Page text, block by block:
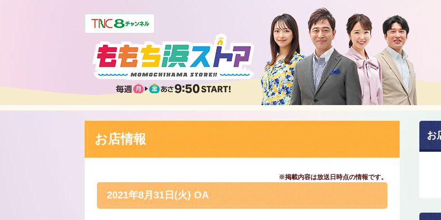
お店情報
※掲載内容は放送日時点の情報です。
2021年8月31日(火) OA
お